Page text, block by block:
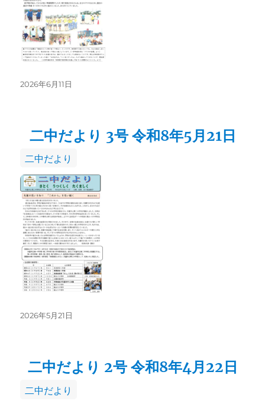
投
2026年6月11日
二中だより 3号 令和8年5月21日
カ
テ
ゴ
リ
ー
二中だより
投
2026年5月21日
二中だより 2号 令和8年4月22日
カ
二中だより